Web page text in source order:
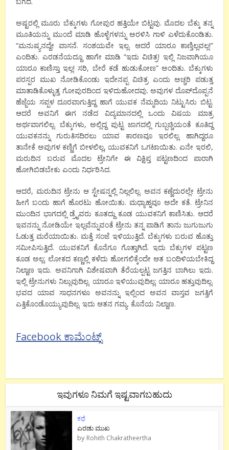
ಅಷ್ಟರಲ್ಲಿ ಮೂರು ಬೆಕ್ಕುಗಳು ಗೋಪುರ ಹತ್ತಿಯೇ ಬಿಟ್ಟವು. ಮೊದಲ ಬೆಕ್ಕು ತನ್ನ
ಮೂತಿಯನ್ನು ಮುಂದೆ ಮಾಡಿ ಹೊಳ್ಳೆಗಳನ್ನು ಅರಳಿಸಿ ಗಾಳಿ ಎಳೆದುಕೊಂಡಿತು.
“ಮನುಷ್ಯನದ್ದೇ ವಾಸನೆ. ಸಂಶಯವೇ ಇಲ್ಲ. ಆದರೆ ಯಾರೂ ಕಾಣ್ತಿಲ್ಲವಲ್ಲ!”
ಎಂದಿತು. ಎರಡನೆಯದ್ದೂ ಹಾಗೇ ಮಾಡಿ “ಇದು ವಿಚಿತ್ರ! ಇಲ್ಲಿ ನಿಜವಾಗಿಯೂ
ಯಾರೂ ಕಾಣಿಸ್ತಾ ಇಲ್ಲ! ಸರಿ, ಬೇರೆ ಕಡೆ ಹುಡುಕೋಣ” ಅಂದಿತು. ಬೆಕ್ಕುಗಳು
ಪರಸ್ಪರ ಮುಖ ನೋಡಿಕೊಂಡು ಇದೇನಪ್ಪ ವಿಚಿತ್ರ ಎಂದು ಅಚ್ಚರಿ ಪಡುತ್ತ
ಮಾತಾಡಿಕೊಳ್ಳುತ್ತ ಗೋಪುರದಿಂದ ಇಳಿದುಹೋದವು. ಅವುಗಳ ದೊಪ್‍ದೊಪ್ಪನೆ
ಹೆಜ್ಜೆಯ ಸಪ್ಪಳ ದೂರವಾಗುತ್ತಿದ್ದ ಹಾಗೆ ಯುವಕ ನೆಮ್ಮದಿಯ ನಿಟ್ಟುಸಿರು ಬಿಟ್ಟ.
ಆದರೆ ಅವನಿಗೆ ಈಗ ನಡೆದ ವಿದ್ಯಮಾನದಲ್ಲಿ ಒಂದು ವಿಷಯ ಮಾತ್ರ
ಅರ್ಥವಾಗಲಿಲ್ಲ. ಬೆಕ್ಕುಗಳು, ಅಲ್ಲಿದ್ದ ಪುಟ್ಟ ಜಾಗದಲ್ಲಿ ಗುಬ್ಬಚ್ಚಿಯಂತೆ ಕೂತಿದ್ದ
ಯುವಕನನ್ನು ಗುರುತಿಸದಿರಲು ಯಾವ ಕಾರಣವೂ ಇರಲಿಲ್ಲ. ಹಾಗಿದ್ದರೂ
ತಾನೇಕೆ ಅವುಗಳ ಕಣ್ಣಿಗೆ ಬೀಳಲಿಲ್ಲ, ಯುವಕನಿಗೆ ಒಗಟಾಯಿತು. ಏನೇ ಇರಲಿ,
ಮರುದಿನ ಬರುವ ಮೊದಲ ಟ್ರೇನಿಗೇ ಈ ವಿಕ್ಷಿಪ್ತ ಪಟ್ಟಣದಿಂದ ಪಾರಾಗಿ
ಹೋಗಿಬಿಡಬೇಕು ಎಂದು ನಿರ್ಧರಿಸಿದ.
ಆದರೆ, ಮರುದಿನ ಟ್ರೇನು ಆ ಸ್ಟೇಷನ್ನಲ್ಲಿ ನಿಲ್ಲಲಿಲ್ಲ. ಅವನ ಕಣ್ಣೆದುರಲ್ಲೇ ಟ್ರೇನು
ಹೀಗೆ ಬಂದು ಹಾಗೆ ಹೊರಟು ಹೋಯಿತು. ಮಧ್ಯಾಹ್ನವೂ ಅದೇ ಕತೆ. ಟ್ರೇನಿನ
ಮುಂದಿನ ಭಾಗದಲ್ಲಿ ಡ್ರೈವರು ಕೂತದ್ದು ಕೂಡ ಯುವಕನಿಗೆ ಕಾಣಿಸಿತು. ಆದರೆ
ಇವನನ್ನು ನೋಡಿಯೇ ಇಲ್ಲವೆನ್ನುವಂತೆ ಟ್ರೇನು ತನ್ನ ಪಾಡಿಗೆ ತಾನು ಜುಗುಜುಗು
ಓಡುತ್ತ ಮರೆಯಾಯಿತು. ಮತ್ತೆ ಸಂಜೆ ಇಳಿಯುತ್ತಿದೆ. ಬೆಕ್ಕುಗಳು ಬರುವ ಹೊತ್ತು
ಸಮೀಪಿಸುತ್ತಿದೆ. ಯುವಕನಿಗೆ ಕೊನೆಗೂ ಗೊತ್ತಾಗಿದೆ. ಇದು ಬೆಕ್ಕುಗಳ ಪಟ್ಟಣ
ಕೂಡ ಅಲ್ಲ; ಲೋಕದ ಕಣ್ಣಲ್ಲಿ ಕಳೆದು ಹೋಗಲಿಕ್ಕೆಂದೇ ಆತ ಬಂದಿಳಿಯಬೇಕಿದ್ದ
ನಿಲ್ದಾಣ ಇದು. ಅವನಿಗಾಗಿ ವಿಶೇಷವಾಗಿ ತೆರೆಯಲ್ಪಟ್ಟ ಜಗತ್ತಿನ ಬಾಗಿಲು ಇದು.
ಇಲ್ಲಿ ಟ್ರೇನುಗಳು ನಿಲ್ಲುವುದಿಲ್ಲ. ಯಾರೂ ಇಳಿಯುವುದಿಲ್ಲ; ಯಾರೂ ಹತ್ತುವುದಿಲ್ಲ.
ಭವದ ಯಾವ ಸಾಧನಗಳೂ ಅವನನ್ನು ಇಲ್ಲಿಂದ ಅವನ ವಾಸ್ತವ ಜಗತ್ತಿಗೆ
ಎತ್ತಿಕೊಂಡೊಯ್ಯುವುದಿಲ್ಲ. ಇದು ಆತನ ಗಮ್ಯ. ಕೊನೆಯ ನಿಲ್ದಾಣ.
Facebook ಕಾಮೆಂಟ್ಸ್
ಇವುಗಳೂ ನಿಮಗೆ ಇಷ್ಟವಾಗಬಹುದು
ಕಥೆ
ಎರಡು ಮುಖ
by Rohith Chakratheertha